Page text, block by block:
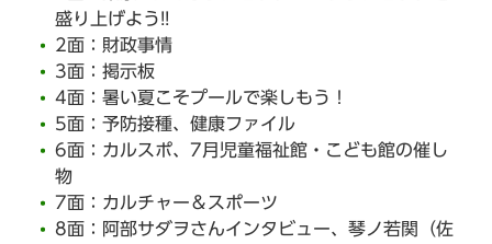
盛り上げよう!!
2面：財政事情
3面：掲示板
4面：暑い夏こそプールで楽しもう！
5面：予防接種、健康ファイル
6面：カルスポ、7月児童福祉館・こども館の催し
物
7面：カルチャー＆スポーツ
8面：阿部サダヲさんインタビュー、琴ノ若関（佐